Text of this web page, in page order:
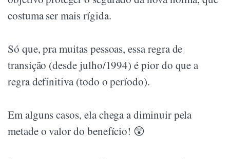
costuma ser mais rígida.
Só que, pra muitas pessoas, essa regra de
transição (desde julho/1994) é pior do que a
regra definitiva (todo o período).
Em alguns casos, ela chega a diminuir pela
metade o valor do benefício! 😲